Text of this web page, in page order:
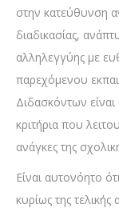
στην κατεύθυνση
διαδικασίας,
αλληλεγγύης με
παρεχόμενου
Διδασκόντων είναι
κριτήρια που
ανάγκες της
Είναι αυτονόητο
κυρίως της τελικής